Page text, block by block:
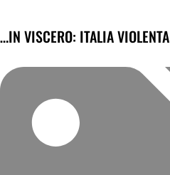
…IN VISCERO: ITALIA VIOLENTA